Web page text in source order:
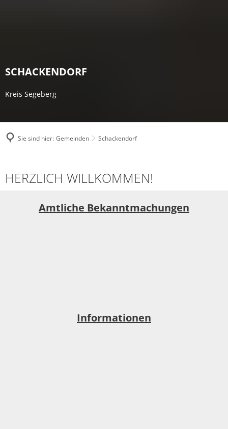
SCHACKENDORF
Kreis Segeberg
Sie sind hier: Gemeinden Schackendorf
HERZLICH WILLKOMMEN!
Amtliche Bekanntmachungen
Informationen